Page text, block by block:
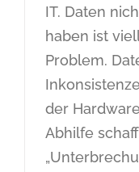
IT. Daten
haben ist
Problem.
der
Abhilfe